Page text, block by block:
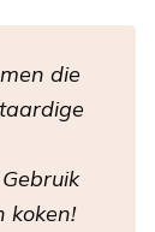
die
koken!